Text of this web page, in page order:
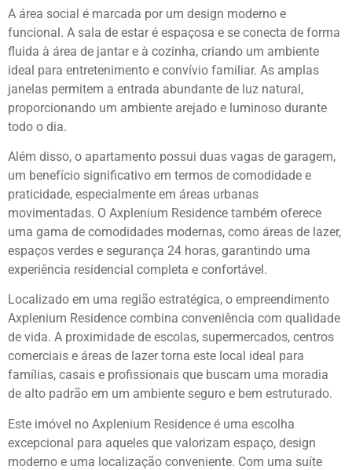
A área social é marcada por um design moderno e
funcional. A sala de estar é espaçosa e se conecta de forma
fluida à área de jantar e à cozinha, criando um ambiente
ideal para entretenimento e convívio familiar. As amplas
janelas permitem a entrada abundante de luz natural,
proporcionando um ambiente arejado e luminoso durante
todo o dia.
Além disso, o apartamento possui duas vagas de garagem,
um benefício significativo em termos de comodidade e
praticidade, especialmente em áreas urbanas
movimentadas. O Axplenium Residence também oferece
uma gama de comodidades modernas, como áreas de lazer,
espaços verdes e segurança 24 horas, garantindo uma
experiência residencial completa e confortável.
Localizado em uma região estratégica, o empreendimento
Axplenium Residence combina conveniência com qualidade
de vida. A proximidade de escolas, supermercados, centros
comerciais e áreas de lazer torna este local ideal para
famílias, casais e profissionais que buscam uma moradia
de alto padrão em um ambiente seguro e bem estruturado.
Este imóvel no Axplenium Residence é uma escolha
excepcional para aqueles que valorizam espaço, design
moderno e uma localização conveniente. Com uma suíte